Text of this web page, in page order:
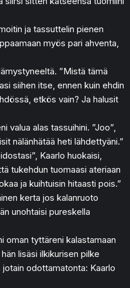
ja tassuttelin pienen
myös pari ahventa,
”Mistä tämä
siihen itse, ennen kuin ehdin
etkös vain? Ja halusit
valua alas tassuihini. ”Joo”,
nälänhätää heti lähdettyäni.”
Kaarlo huokaisi,
tukehdun tuomaasi ateriaan
ja kuihtuisin hitaasti pois.”
kerta jos kalanruoto
unohtaisi pureskella
oman tyttäreni kalastamaan
lisäsi ilkikurisen pilke
odottamatonta: Kaarlo